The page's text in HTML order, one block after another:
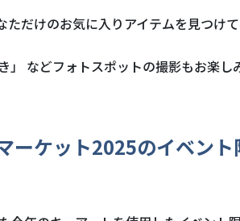
ただけのお気に入りアイテムを見つけ
」 などフォトスポットの撮影もお楽し
ーケット2025のイベン